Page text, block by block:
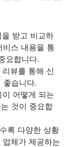
받고 비교하
비스 내용을 통
요합니다.
뷰를 통해 신
좋습니다.
어떻게 되는
것이 중요합
록 다양한 상황
체가 제공하는